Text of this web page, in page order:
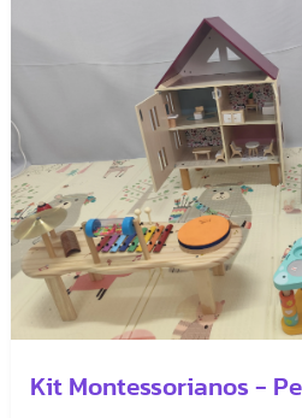
Kit Montessorianos -